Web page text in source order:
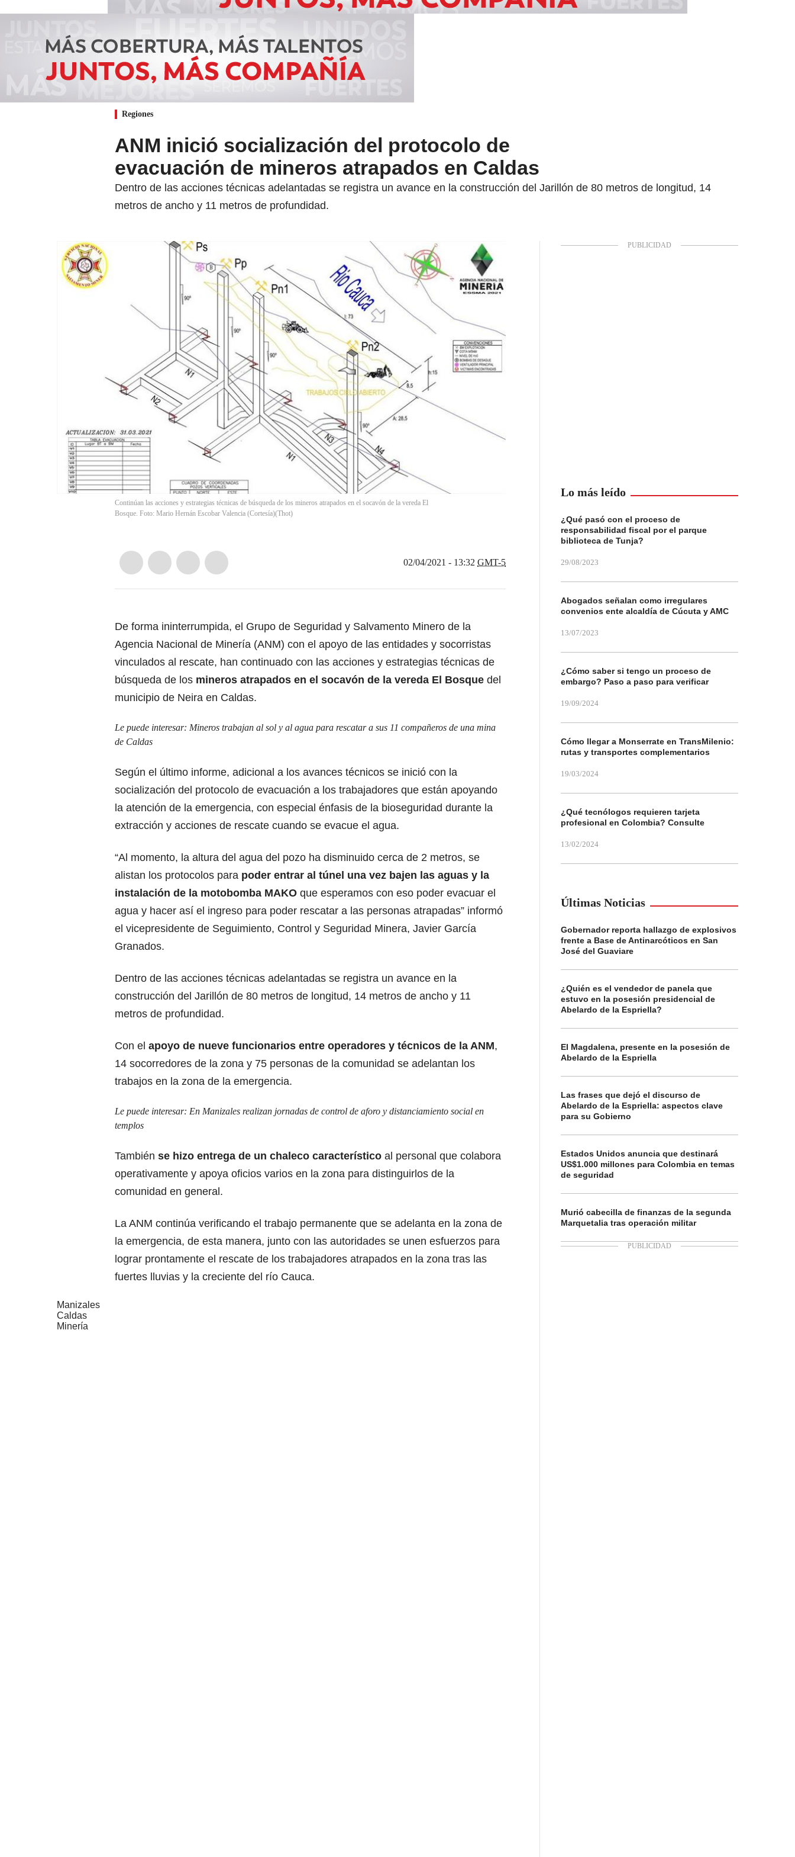
Regiones
ANM inició socialización del protocolo de
evacuación de mineros atrapados en Caldas
Dentro de las acciones técnicas adelantadas se registra un avance en la construcción del Jarillón de 80 metros de longitud, 14
metros de ancho y 11 metros de profundidad.
Continúan las acciones y estrategias técnicas de búsqueda de los mineros atrapados en el socavón de la vereda El
Bosque. Foto: Mario Hernán Escobar Valencia (Cortesía)(Thot)
02/04/2021 - 13:32 GMT-5
De forma ininterrumpida, el Grupo de Seguridad y Salvamento Minero de la
Agencia Nacional de Minería (ANM) con el apoyo de las entidades y socorristas
vinculados al rescate, han continuado con las acciones y estrategias técnicas de
búsqueda de los mineros atrapados en el socavón de la vereda El Bosque del
municipio de Neira en Caldas.
Le puede interesar: Mineros trabajan al sol y al agua para rescatar a sus 11 compañeros de una mina
de Caldas
Según el último informe, adicional a los avances técnicos se inició con la
socialización del protocolo de evacuación a los trabajadores que están apoyando
la atención de la emergencia, con especial énfasis de la bioseguridad durante la
extracción y acciones de rescate cuando se evacue el agua.
“Al momento, la altura del agua del pozo ha disminuido cerca de 2 metros, se
alistan los protocolos para poder entrar al túnel una vez bajen las aguas y la
instalación de la motobomba MAKO que esperamos con eso poder evacuar el
agua y hacer así el ingreso para poder rescatar a las personas atrapadas” informó
el vicepresidente de Seguimiento, Control y Seguridad Minera, Javier García
Granados.
Dentro de las acciones técnicas adelantadas se registra un avance en la
construcción del Jarillón de 80 metros de longitud, 14 metros de ancho y 11
metros de profundidad.
Con el apoyo de nueve funcionarios entre operadores y técnicos de la ANM,
14 socorredores de la zona y 75 personas de la comunidad se adelantan los
trabajos en la zona de la emergencia.
Le puede interesar: En Manizales realizan jornadas de control de aforo y distanciamiento social en
templos
También se hizo entrega de un chaleco característico al personal que colabora
operativamente y apoya oficios varios en la zona para distinguirlos de la
comunidad en general.
La ANM continúa verificando el trabajo permanente que se adelanta en la zona de
la emergencia, de esta manera, junto con las autoridades se unen esfuerzos para
lograr prontamente el rescate de los trabajadores atrapados en la zona tras las
fuertes lluvias y la creciente del río Cauca.
Manizales
Caldas
Minería
Lo más leído
¿Qué pasó con el proceso de
responsabilidad fiscal por el parque
biblioteca de Tunja?
29/08/2023
Abogados señalan como irregulares
convenios ente alcaldía de Cúcuta y AMC
13/07/2023
¿Cómo saber si tengo un proceso de
embargo? Paso a paso para verificar
19/09/2024
Cómo llegar a Monserrate en TransMilenio:
rutas y transportes complementarios
19/03/2024
¿Qué tecnólogos requieren tarjeta
profesional en Colombia? Consulte
13/02/2024
Últimas Noticias
Gobernador reporta hallazgo de explosivos
frente a Base de Antinarcóticos en San
José del Guaviare
¿Quién es el vendedor de panela que
estuvo en la posesión presidencial de
Abelardo de la Espriella?
El Magdalena, presente en la posesión de
Abelardo de la Espriella
Las frases que dejó el discurso de
Abelardo de la Espriella: aspectos clave
para su Gobierno
Estados Unidos anuncia que destinará
US$1.000 millones para Colombia en temas
de seguridad
Murió cabecilla de finanzas de la segunda
Marquetalia tras operación militar